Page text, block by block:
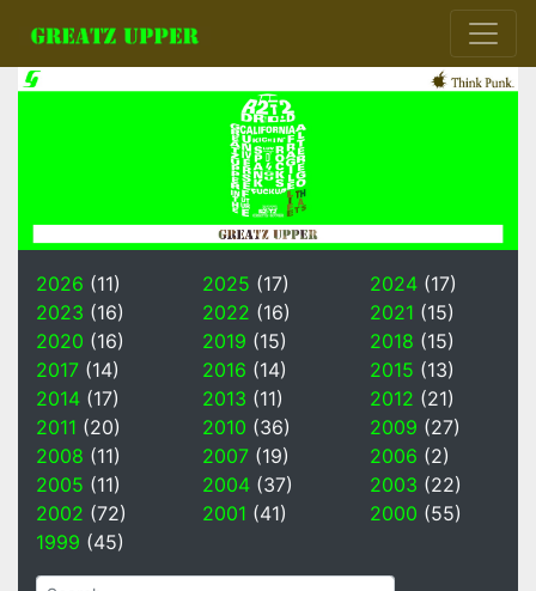
2026 (11) 2025 (17) 2024(17)
2023 (16) 2022 (16) 2021 (15)
2020 (16) 2019 (15) 2018 (15)
2017 (14) 2016 (14) 2015 (13)
2014 (17) 2013 (11) 2012 (21)
2011 (20) 2010 (36) 2009 (27)
2008 (11) 2007 (19) 2006 (2)
2005 (11) 2004 (37) 2003 (22)
2002 (72) 2001 (41) 2000 (55)
1999 (45)